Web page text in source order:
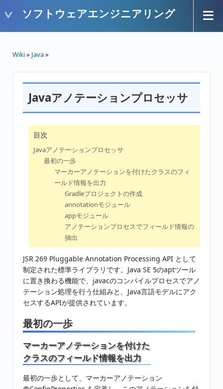
ソフトウェアエンジニアリング
Wiki» Java»
Javaアノテーションプロセッサ
目次
Javaアノテーションプロセッサ
最初の一歩
マーカーアノテーションを付けたクラスのフィ
ールド情報を出力
Gradleプロジェクトの作成
annotationモジュール
appモジュール
アノテーションプロセスでフィールド情報の
抽出
JSR 269 Pluggable Annotation Processing API として
制定された標準ライブラリです。Java SE 5のaptツール
に置き換わる機能で、javacのコンパイルプロセスでアノ
テーション処理を行う仕組みと、Java言語モデルにアク
セスするAPIが提供されています。
最初の一歩
マーカーアノテーションを付けた
クラスのフィールド情報を出力
最初の一歩として、マーカーアノテーション